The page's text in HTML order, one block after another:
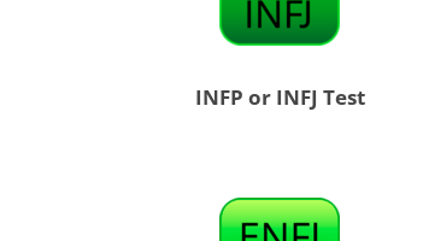
INFP or INFJ Test